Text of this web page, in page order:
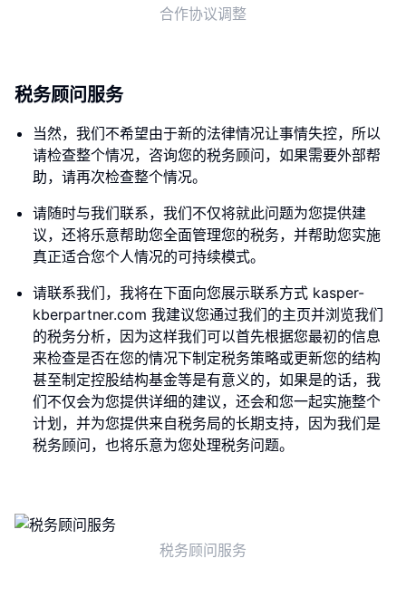
合作协议调整
税务顾问服务
当然，我们不希望由于新的法律情况让事情失控，所以
请检查整个情况，咨询您的税务顾问，如果需要外部帮
助，请再次检查整个情况。
请随时与我们联系，我们不仅将就此问题为您提供建
议，还将乐意帮助您全面管理您的税务，并帮助您实施
真正适合您个人情况的可持续模式。
请联系我们，我将在下面向您展示联系方式 kasper-
kberpartner.com 我建议您通过我们的主页并浏览我们
的税务分析，因为这样我们可以首先根据您最初的信息
来检查是否在您的情况下制定税务策略或更新您的结构
甚至制定控股结构基金等是有意义的，如果是的话，我
们不仅会为您提供详细的建议，还会和您一起实施整个
计划，并为您提供来自税务局的长期支持，因为我们是
税务顾问，也将乐意为您处理税务问题。
税务顾问服务